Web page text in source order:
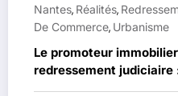
Nantes, Réalités,
De Commerce, Urbanisme
Le promoteur
redressement judiciaire
Nantes